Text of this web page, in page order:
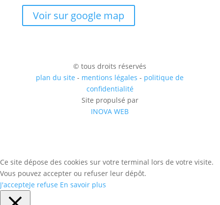
Voir sur google map
© tous droits réservés
plan du site - mentions légales- politique de
confidentialité
Site propulsé par
INOVA WEB
Ce site dépose des cookies sur votre terminal lors de votre visite.
Vous pouvez accepter ou refuser leur dépôt.
J'accepteJe refuse En savoir plus